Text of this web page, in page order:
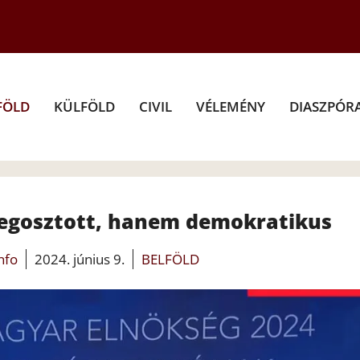
KÜLFÖLD CIVIL VÉLEMÉNY
hanem demokratikus
2024. június 9. BELFÖLD